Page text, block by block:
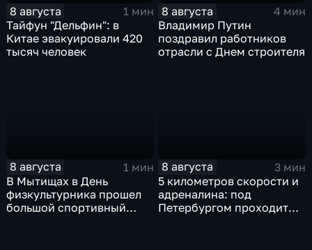
8 августа
1 мин
Тайфун "Дельфин": в
Китае эвакуировали 420
тысяч человек
8 августа
4 мин
Владимир Путин
поздравил работников
отрасли с Днем строителя
8 августа
1 мин
В Мытищах в День
физкультурника прошел
большой спортивный
8 августа
3 мин
5 километров скорости и
адреналина: под
Петербургом проходит